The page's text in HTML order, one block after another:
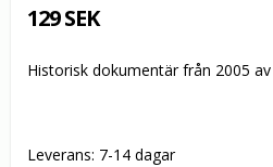
129 SEK
Historisk dokumentär från 2005 av
Leverans: 7-14 dagar